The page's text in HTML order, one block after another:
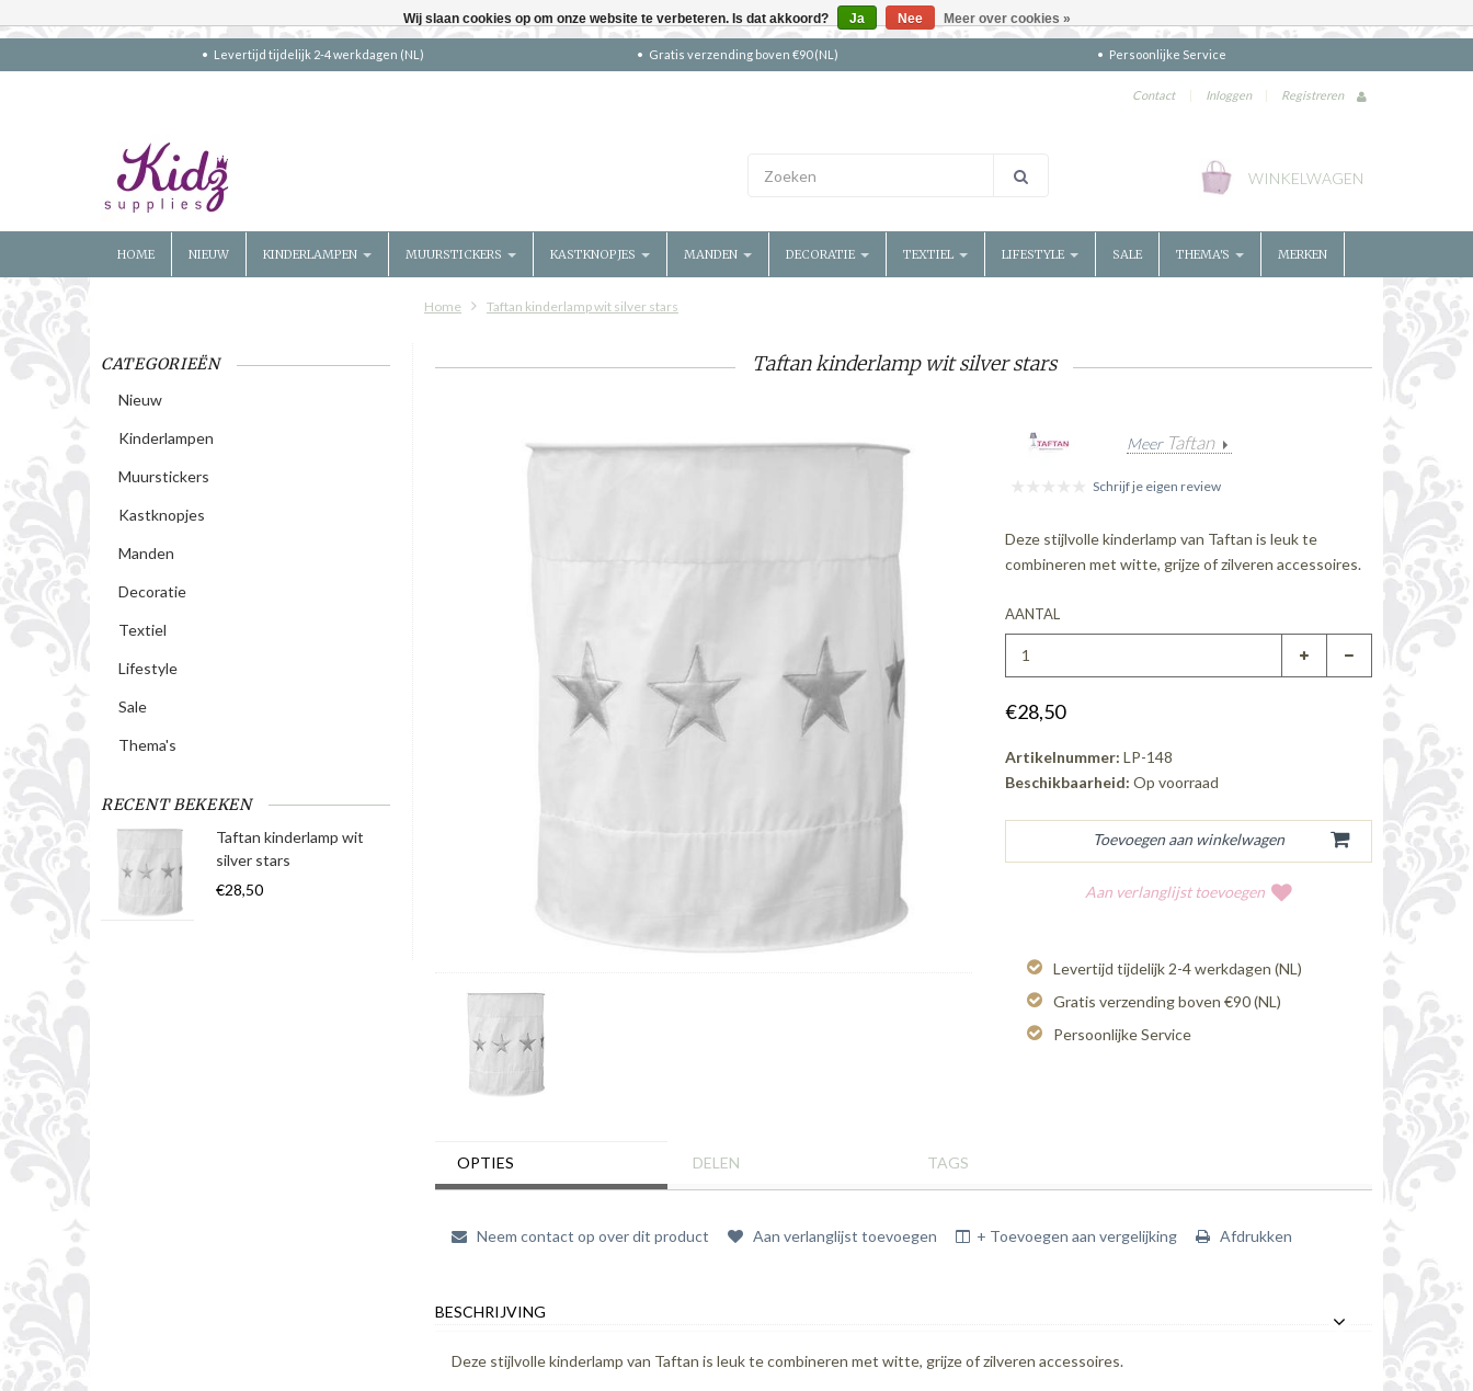
Levertijd tijdelijk 2-4 werkdagen (NL) Gratis verzending boven €90 (NL) Persoonlijke Service
Contact | Inloggen | Registreren
WINKELWAGEN
HOME NIEUW KINDERLAMPEN MUURSTICKERS KASTKNOPJES MANDEN DECORATIE TEXTIEL LIFESTYLE SALE THEMA'S MERKEN
Home Taftan kinderlamp wit silver stars
CATEGORIEËN
Nieuw
Kinderlampen
Muurstickers
Kastknopjes
Manden
Decoratie
Textiel
Lifestyle
Sale
Thema's
RECENT BEKEKEN
Taftan kinderlamp wit
silver stars
€28,50
Taftan kinderlamp wit silver stars
Meer Taftan
Schrijf je eigen review
Deze stijlvolle kinderlamp van Taftan is leuk te
combineren met witte, grijze of zilveren accessoires.
AANTAL
€28,50
Artikelnummer: LP-148
Beschikbaarheid: Op voorraad
Aan verlanglijst toevoegen
Levertijd tijdelijk 2-4 werkdagen (NL)
Gratis verzending boven €90 (NL)
Persoonlijke Service
OPTIES DELEN TAGS
Neem contact op over dit product Aan verlanglijst toevoegen + Toevoegen aan vergelijking Afdrukken
BESCHRIJVING
Deze stijlvolle kinderlamp van Taftan is leuk te combineren met witte, grijze of zilveren accessoires.
Wij slaan cookies op om onze website te verbeteren. Is dat akkoord? Ja Nee Meer over cookies »